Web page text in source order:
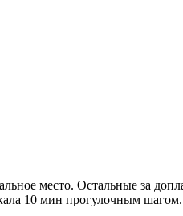
место. Остальные за
10 мин прогулочным шагом.